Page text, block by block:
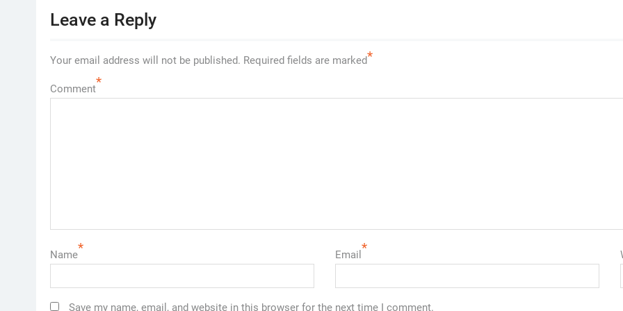
Leave a Reply
Your email address will not be published. Required fields are marked*
Comment*
Name* Email *
Save my name, email, and website in this browser for the next time I comment.